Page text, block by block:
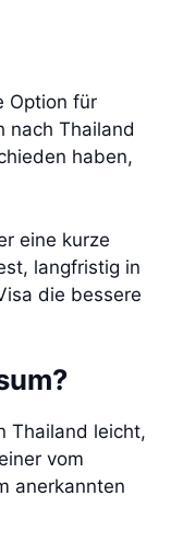
Option für
nach Thailand
haben,
eine kurze
langfristig in
die bessere
Thailand leicht,
vom
anerkannten